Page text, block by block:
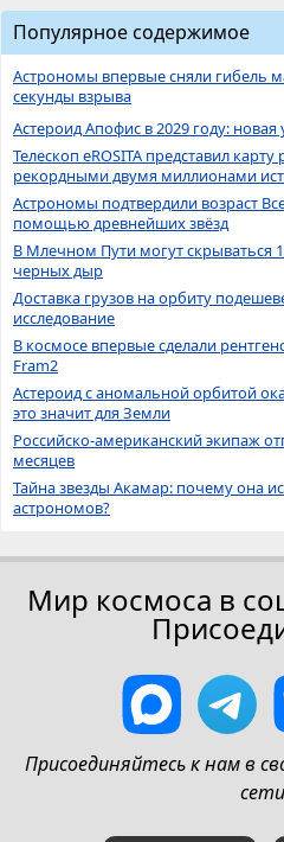
Популярное содержимое
Астрономы впервые сняли гибель
секунды взрыва
Астероид Апофис в 2029 году:
Телескоп eROSITA представил
рекордными двумя миллионами
Астрономы подтвердили возраст
помощью древнейших звёзд
В Млечном Пути могут скрываться
черных дыр
Доставка грузов на орбиту
исследование
В космосе впервые сделали
Fram2
Астероид с аномальной орбитой
это значит для Земли
Российско-американский экипаж
месяцев
Тайна звезды Акамар: почему она
астрономов?
Мир космоса в
Присоединяйтесь к нам в